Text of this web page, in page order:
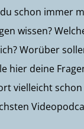
schon immer
wissen?
Worüber
hier deine
vielleicht